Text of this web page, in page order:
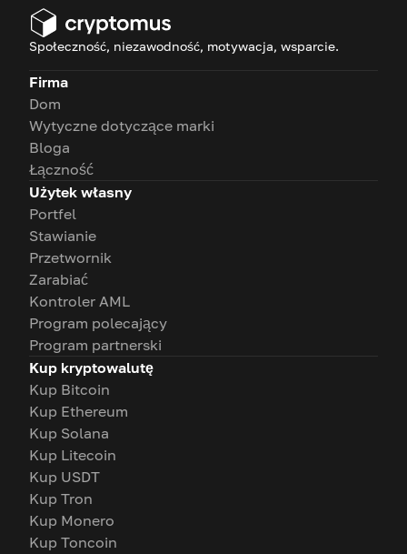
Społeczność, niezawodność, motywacja, wsparcie.
Firma
Dom
Wytyczne dotyczące marki
Bloga
Łączność
Użytek własny
Portfel
Stawianie
Przetwornik
Zarabiać
Kontroler AML
Program polecający
Program partnerski
Kup kryptowalutę
Kup Bitcoin
Kup Ethereum
Kup Solana
Kup Litecoin
Kup USDT
Kup Tron
Kup Monero
Kup Toncoin